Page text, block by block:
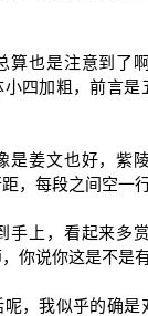
算也是注意到了
四加粗，前言是
是姜文也好，紫
，每段之间空一行
手上，看起来多
你说你这是不是
，我似乎的确是